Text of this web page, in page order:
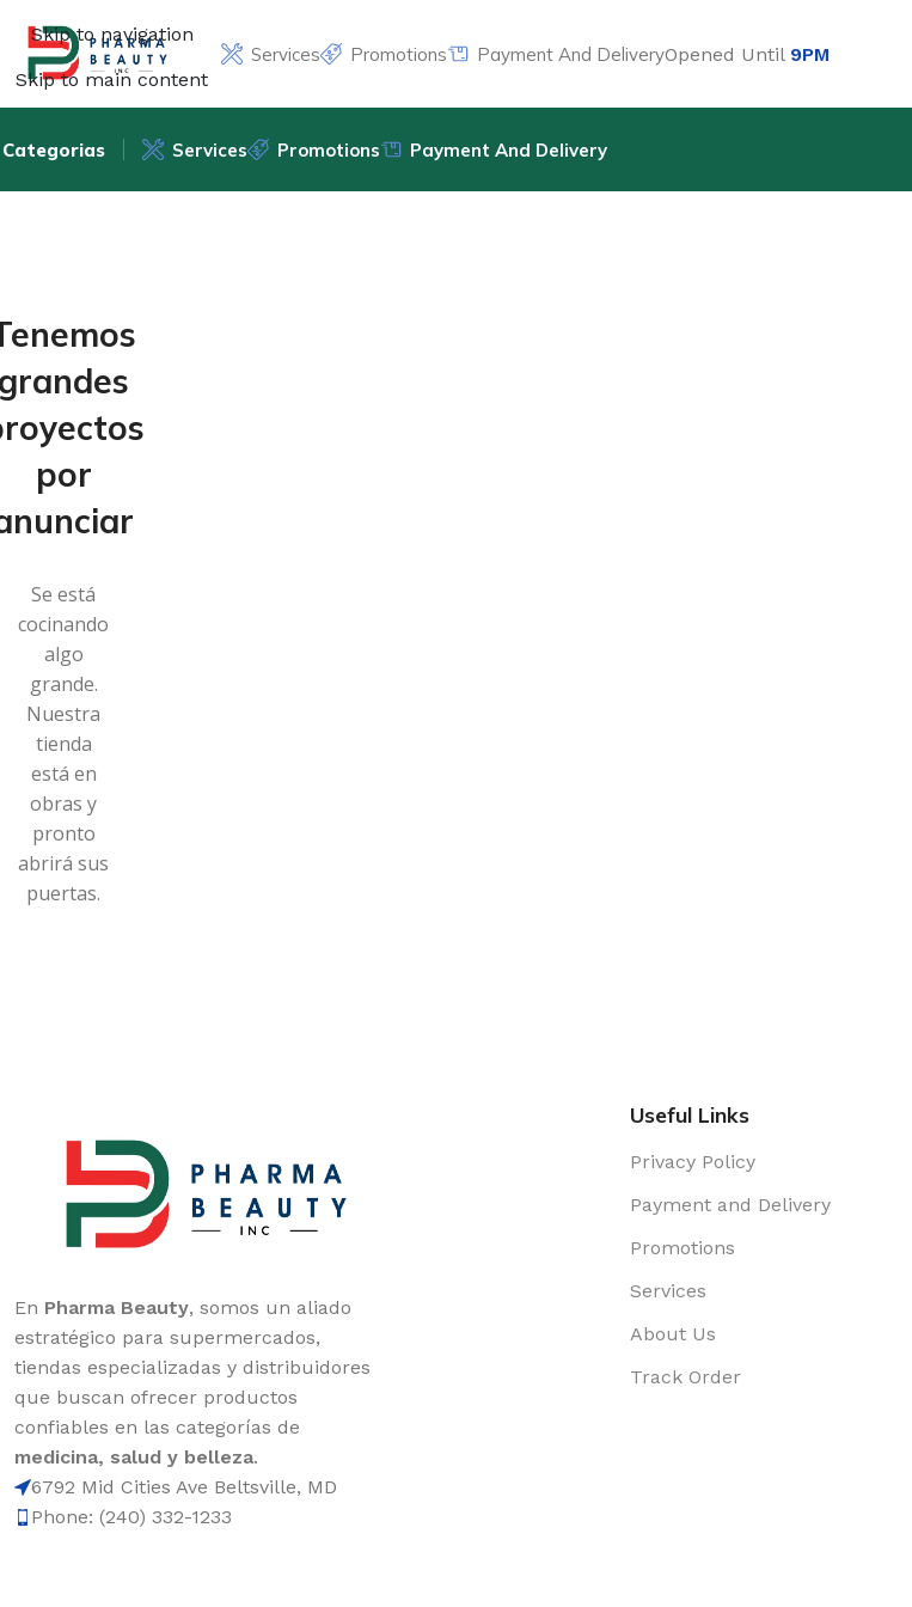
Skip to navigation
Skip to main content
Services Promotions Payment And DeliveryOpened Until 9PM
Categorias Services Promotions Payment And Delivery
por
Se está
cocinando
algo
grande.
Nuestra
tienda
está en
obras y
pronto
abrirá sus
puertas.
En Pharma Beauty, somos un aliado
estratégico para supermercados,
tiendas especializadas y distribuidores
que buscan ofrecer productos
confiables en las categorías de
medicina, salud y belleza.
6792 Mid Cities Ave Beltsville, MD
Phone: (240) 332-1233
Useful Links
Privacy Policy
Payment and Delivery
Promotions
Services
About Us
Track Order